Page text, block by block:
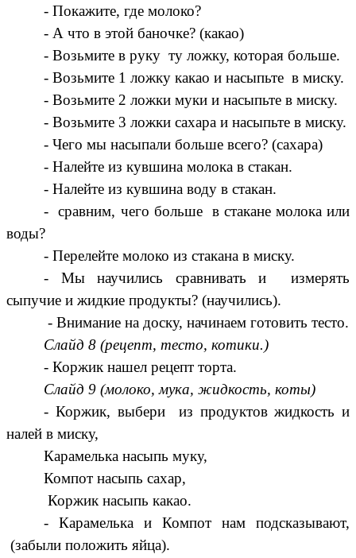
- Покажите, где молоко?
- А что в этой баночке? (какао)
- Возьмите в руку ту ложку, которая больше.
- Возьмите 1 ложку какао и насыпьте в миску.
- Возьмите 2 ложки муки и насыпьте в миску.
- Возьмите 3 ложки сахара и насыпьте в миску.
- Чего мы насыпали больше всего? (сахара)
- Налейте из кувшина молока в стакан.
- Налейте из кувшина воду в стакан.
- сравним, чего больше в стакане молока или
воды?
- Перелейте молоко из стакана в миску.
- Мы научились сравнивать и измерять
сыпучие и жидкие продукты? (научились).
- Внимание на доску, начинаем готовить тесто.
Слайд 8 (рецепт, тесто, котики.)
- Коржик нашел рецепт торта.
Слайд 9 (молоко, мука, жидкость, коты)
- Коржик, выбери из продуктов жидкость и
налей в миску,
Карамелька насыпь муку,
Компот насыпь сахар,
Коржик насыпь какао.
- Карамелька и Компот нам подсказывают,
(забыли положить яйца).